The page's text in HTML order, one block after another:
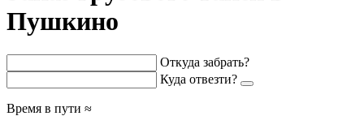
Пушкино
Откуда забрать?
Куда отвезти?
Время в пути ≈